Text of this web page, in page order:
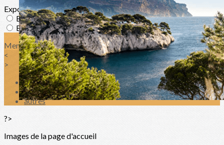
Exporter les lignes sélectionnées
Exporter toutes les colonnes
Exporter uniquement les colonnes affichées
Menu
<
>
Contact
Recherche de Professionnels de santé
autres
?>
Images de la page d'accueil